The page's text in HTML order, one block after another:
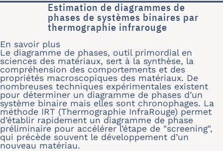
Estimation de diagrammes de
phases de systèmes binaires par
thermographie infrarouge
En savoir plus
Le diagramme de phases, outil primordial en
sciences des matériaux, sert à la synthèse, la
compréhension des comportements et des
propriétés macroscopiques des matériaux. De
nombreuses techniques expérimentales existent
pour déterminer un diagramme de phases d’un
système binaire mais elles sont chronophages. La
méthode IRT (Thermographie InfraRouge) permet
d’établir rapidement un diagramme de phase
préliminaire pour accélérer l’étape de "screening",
qui précède souvent le développement d’un
nouveau matériau.